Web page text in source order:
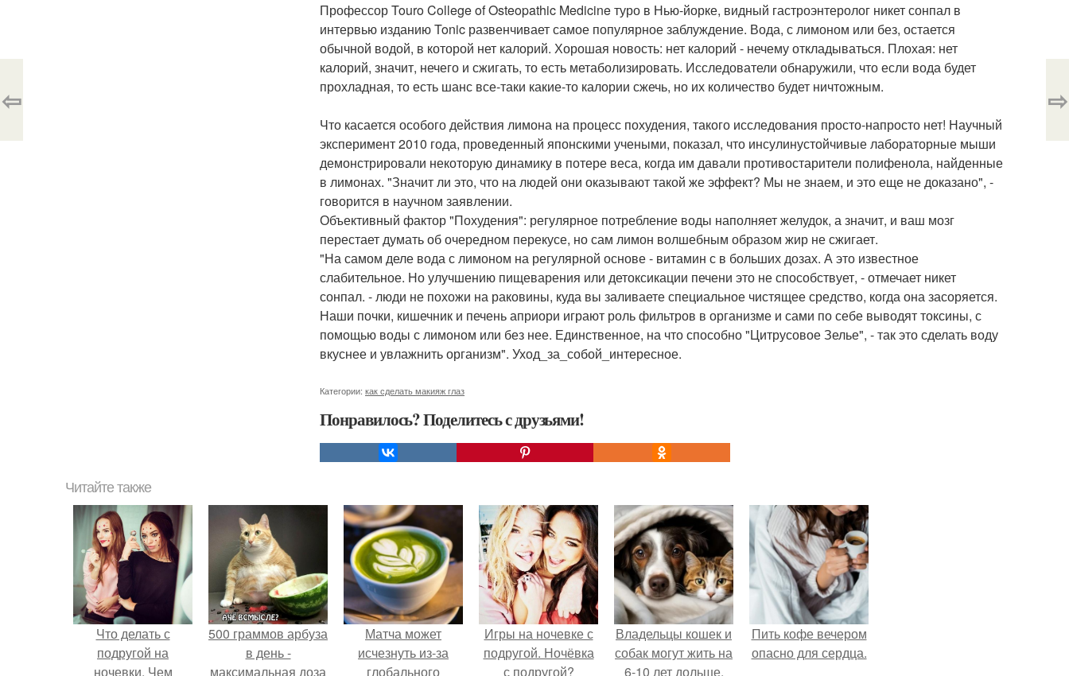
Профессор Touro College of Osteopathic Medicine туро в Нью-йорке, видный гастроэнтеролог никет сонпал в
интервью изданию Tonic развенчивает самое популярное заблуждение. Вода, с лимоном или без, остается
обычной водой, в которой нет калорий. Хорошая новость: нет калорий - нечему откладываться. Плохая: нет
калорий, значит, нечего и сжигать, то есть метаболизировать. Исследователи обнаружили, что если вода будет
прохладная, то есть шанс все-таки какие-то калории сжечь, но их количество будет ничтожным.
Что касается особого действия лимона на процесс похудения, такого исследования просто-напросто нет! Научный
эксперимент 2010 года, проведенный японскими учеными, показал, что инсулинустойчивые лабораторные мыши
демонстрировали некоторую динамику в потере веса, когда им давали противостарители полифенола, найденные
в лимонах. "Значит ли это, что на людей они оказывают такой же эффект? Мы не знаем, и это еще не доказано", -
говорится в научном заявлении.
Объективный фактор "Похудения": регулярное потребление воды наполняет желудок, а значит, и ваш мозг
перестает думать об очередном перекусе, но сам лимон волшебным образом жир не сжигает.
"На самом деле вода с лимоном на регулярной основе - витамин с в больших дозах. А это известное
слабительное. Но улучшению пищеварения или детоксикации печени это не способствует, - отмечает никет
сонпал. - люди не похожи на раковины, куда вы заливаете специальное чистящее средство, когда она засоряется.
Наши почки, кишечник и печень априори играют роль фильтров в организме и сами по себе выводят токсины, с
помощью воды с лимоном или без нее. Единственное, на что способно "Цитрусовое Зелье", - так это сделать воду
вкуснее и увлажнить организм". Уход_за_собой_интересное.
Категории: как сделать макияж глаз
Понравилось? Поделитесь с друзьями!
⇦ ⇨
Читайте также
Что делать с
подругой на
ночевки. Чем
500 граммов арбуза
в день -
максимальная доза
Матча может
исчезнуть из-за
глобального
Игры на ночевке с
подругой. Ночёвка
с подругой?
Владельцы кошек и
собак могут жить на
6-10 лет дольше.
Пить кофе вечером
опасно для сердца.